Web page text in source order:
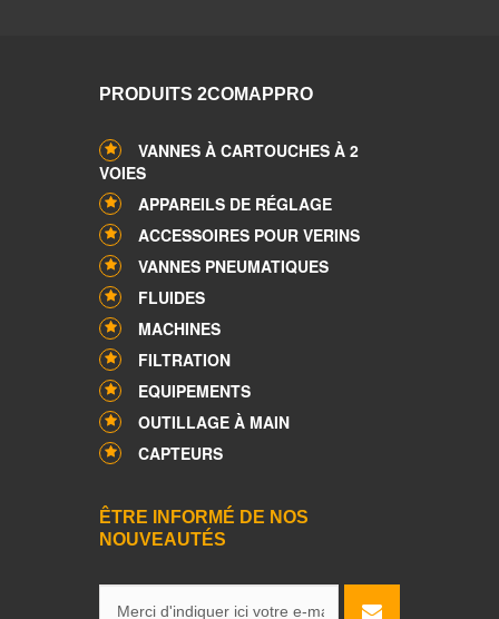
PRODUITS 2COMAPPRO
VANNES À CARTOUCHES À 2
VOIES
APPAREILS DE RÉGLAGE
ACCESSOIRES POUR VERINS
VANNES PNEUMATIQUES
FLUIDES
MACHINES
FILTRATION
EQUIPEMENTS
OUTILLAGE À MAIN
CAPTEURS
ÊTRE INFORMÉ DE NOS
NOUVEAUTÉS